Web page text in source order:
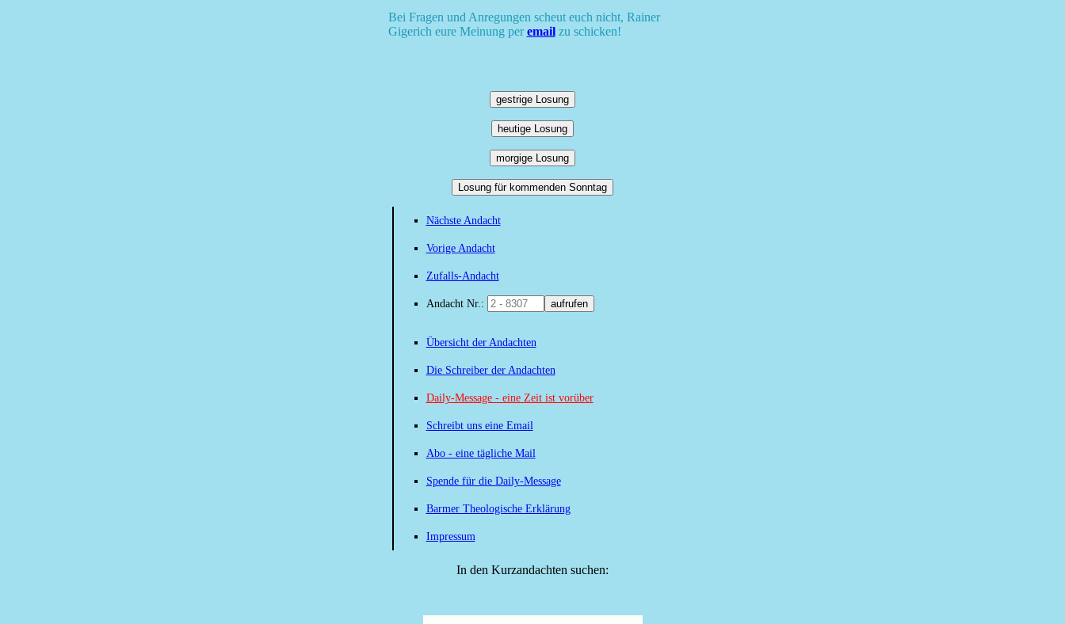
Bei Fragen und Anregungen scheut euch nicht, Rainer
Gigerich eure Meinung peremailzu schicken!
gestrige Losung
heutige Losung
morgige Losung
Losung für kommenden Sonntag
Nächste Andacht
Vorige Andacht
Zufalls-Andacht
Andacht Nr.: aufrufen
Übersicht der Andachten
Die Schreiber der Andachten
Daily-Message - eine Zeit ist vorüber
Schreibt uns eine Email
Abo - eine tägliche Mail
Spende für die Daily-Message
Barmer Theologische Erklärung
Impressum
In den Kurzandachten suchen: